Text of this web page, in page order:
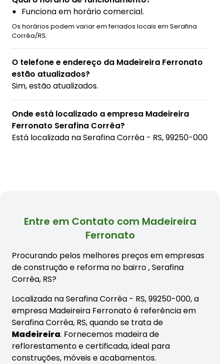
Funciona em horário comercial.
Os horários podem variar em feriados locais em Serafina
Corrêa/RS.
O telefone e endereço da Madeireira Ferronato
estão atualizados?
Sim, estão atualizados.
Onde está localizado a empresa Madeireira
Ferronato Serafina Corrêa?
Está localizada naSerafina Corrêa - RS, 99250-000
Entre em Contato com Madeireira
Ferronato
Procurando pelos melhores preços em empresas
de construção e reforma no bairro, Serafina
Corrêa, RS?
Localizada na Serafina Corrêa - RS, 99250-000, a
empresa Madeireira Ferronato é referência em
Serafina Corrêa, RS, quando se trata de
Madeireira. Fornecemos madeira de
reflorestamento e certificada, ideal para
construções, móveis e acabamentos.